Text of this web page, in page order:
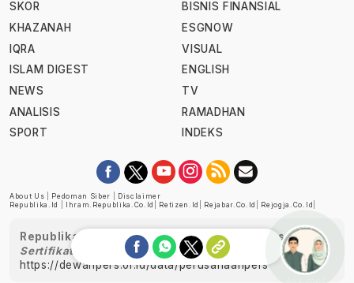
SKOR
KHAZANAH
IQRA
ISLAM DIGEST
NEWS
ANALISIS
SPORT
BISNIS FINANSIAL
ESGNOW
VISUAL
ENGLISH
TV
RAMADHAN
INDEKS
About Us Pedoman Siber
Disclaimer
Republika.id
Ihram.republika.co.id Retizen.id Rejabar.co.id Rejogja.co.id
Republika telah diverifikasi oleh Dewan Pers
Sertifikat Nomor 1058/DP-Verifikasi/K/XII/2022
https://dewanpers.or.id/data/perusahaanpers